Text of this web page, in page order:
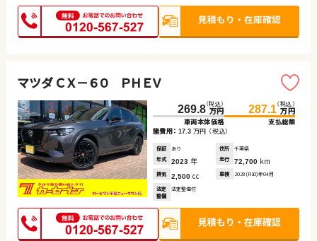
マツダ ＣＸ－６０ ＰＨＥＶ
269.8（税込）
万円
車両本体価格
287.1（税込）
万円
支払総額
諸費用： 17.3 万円 （税込）
保証 あり 住所
千葉県
年式
2023 年 走行 72,700 km
排気 2,500 cc 車検 2028(R10)年04月
法定
整備
法定整備付